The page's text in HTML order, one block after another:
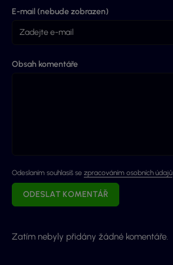
E-mail (nebude zobrazen)
Obsah komentáře
Odeslaním souhlasíš se zpracováním osobních údajů
ODESLAT KOMENTÁŘ
Zatím nebyly přidány žádné komentáře.